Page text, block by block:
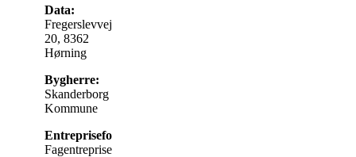
Data:
Fregerslevvej
20, 8362
Hørning
Bygherre:
Skanderborg
Kommune
Entrepriseform:
Fagentreprise